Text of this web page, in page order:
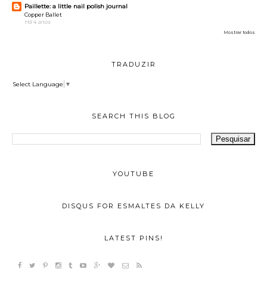
Paillette: a little nail polish journal
Copper Ballet
Há 4 anos
Mostrar todos
TRADUZIR
Select Language ▼
SEARCH THIS BLOG
YOUTUBE
DISQUS FOR ESMALTES DA KELLY
LATEST PINS!